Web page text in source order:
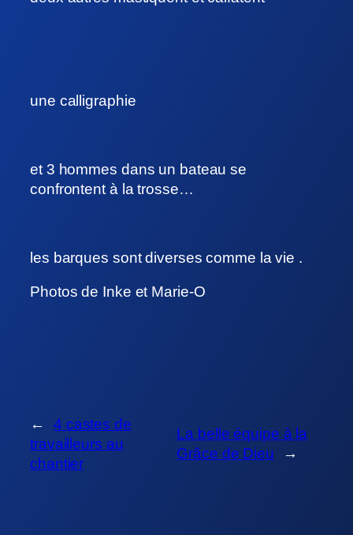
une calligraphie
et 3 hommes dans un bateau se
confrontent à la trosse…
les barques sont diverses comme la vie .
Photos de Inke et Marie-O
←
4 castes de
travailleurs au
chantier
La belle équipe à la
Grâce de Dieu
→